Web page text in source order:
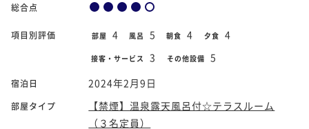
総合点
項目別評価 部屋 4 風呂 5 朝食 4 夕食 4
接客・サービス 3 その他設備 5
宿泊日 2024年2月9日
部屋タイプ
【禁煙】温泉露天風呂付☆テラスルーム
（３名定員）